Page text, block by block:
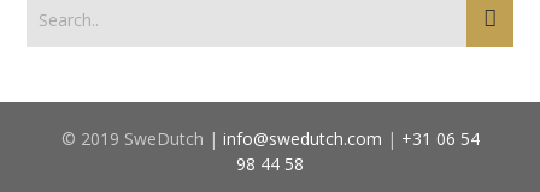
© 2019 SweDutch | info@swedutch.com | +31 06 54
98 44 58